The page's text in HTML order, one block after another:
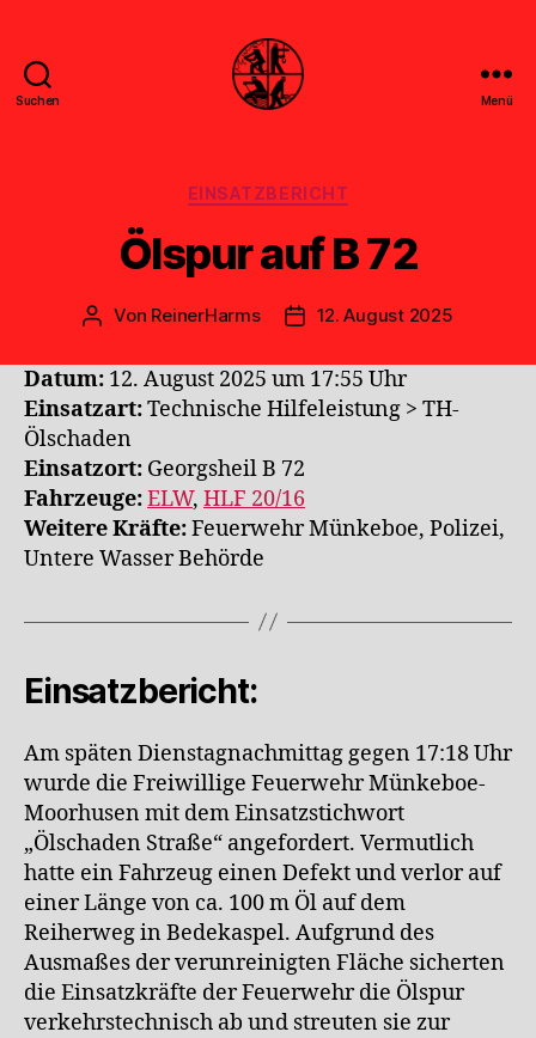
Suchen Menü
Kategorien
EINSATZBERICHT
Ölspur auf B 72
Beitragsautor
Von ReinerHarms Veröffentlichungsdatum
12. August 2025
Datum: 12. August 2025 um 17:55 Uhr
Einsatzart:Technische Hilfeleistung > TH-
Ölschaden
Einsatzort: Georgsheil B 72
Fahrzeuge:ELW, HLF 20/16
Weitere Kräfte:Feuerwehr Münkeboe, Polizei,
Untere Wasser Behörde
Einsatzbericht:
Am späten Dienstagnachmittag gegen 17:18 Uhr
wurde die Freiwillige Feuerwehr Münkeboe-
Moorhusen mit dem Einsatzstichwort
„Ölschaden Straße“ angefordert. Vermutlich
hatte ein Fahrzeug einen Defekt und verlor auf
einer Länge von ca. 100 m Öl auf dem
Reiherweg in Bedekaspel. Aufgrund des
Ausmaßes der verunreinigten Fläche sicherten
die Einsatzkräfte der Feuerwehr die Ölspur
verkehrstechnisch ab und streuten sie zur